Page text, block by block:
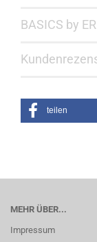
BASICS by
teilen
MEHR ÜBER...
Impressum